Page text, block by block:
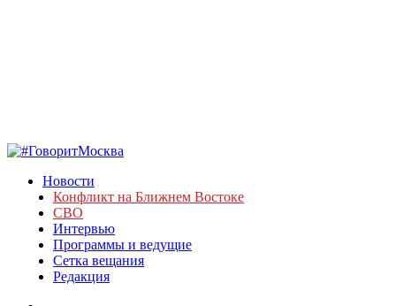
Новости
Конфликт на Ближнем Востоке
СВО
Интервью
Программы и ведущие
Сетка вещания
Редакция